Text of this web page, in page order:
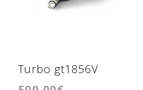
Turbo gt1856V